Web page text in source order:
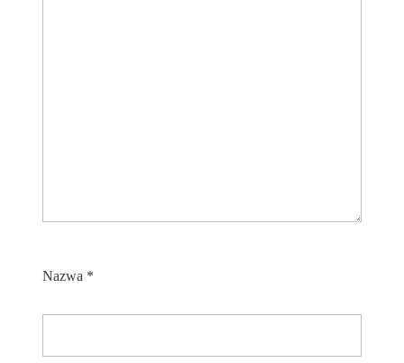
Nazwa *